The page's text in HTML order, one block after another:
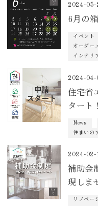
2024-05-
6月の
イベント
オーダー
インテリ
2024-04-
住宅省
タート
News
住まいの
2024-02-
補助金
現しま
リノベー